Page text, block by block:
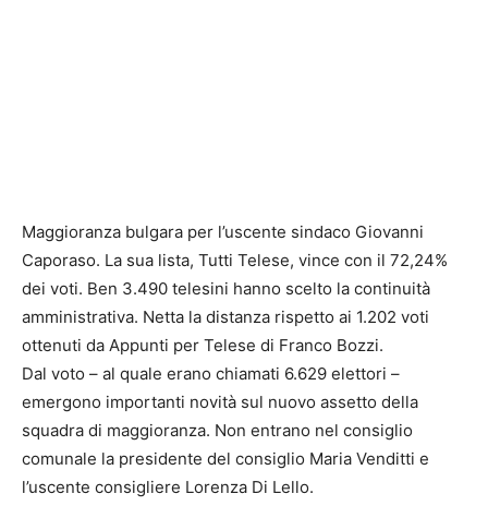
Maggioranza bulgara per l’uscente sindaco Giovanni
Caporaso. La sua lista, Tutti Telese, vince con il 72,24%
dei voti. Ben 3.490 telesini hanno scelto la continuità
amministrativa. Netta la distanza rispetto ai 1.202 voti
ottenuti da Appunti per Telese di Franco Bozzi.
Dal voto – al quale erano chiamati 6.629 elettori –
emergono importanti novità sul nuovo assetto della
squadra di maggioranza. Non entrano nel consiglio
comunale la presidente del consiglio Maria Venditti e
l’uscente consigliere Lorenza Di Lello.